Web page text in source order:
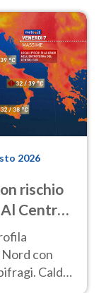
2026
rischio
Centro-
con
Caldo